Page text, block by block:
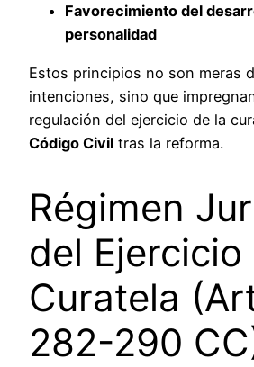
Favorecimiento del
personalidad
Estos principios no son meras
intenciones, sino que
regulación del ejercicio de la
Código Civil tras la reforma.
Régimen
del Ejercicio
Curatela
282-290